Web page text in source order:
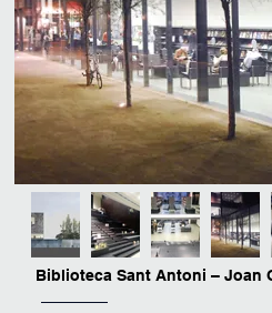
Biblioteca Sant Antoni – Joan